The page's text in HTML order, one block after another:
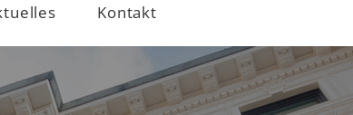
Kontakt